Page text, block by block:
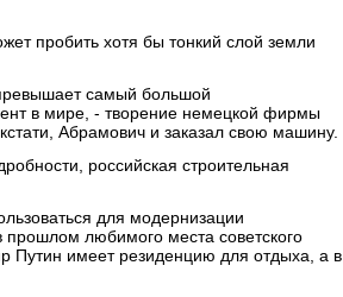
пробить хотя бы тонкий слой земли
самый большой
в мире, - творение немецкой фирмы
Абрамович и заказал свою машину.
российская строительная
для модернизации
прошлом любимого места советского
Путин имеет резиденцию для отдыха, а в